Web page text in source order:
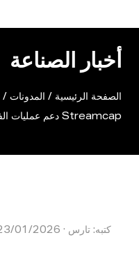
أخبار الصناعة
الصفحة الرئيسية / المدونات /
Streamcap دعم عمليات الفتح وإعادة الغلق المتكررة؟
كتبه: تارس · 23/01/2026